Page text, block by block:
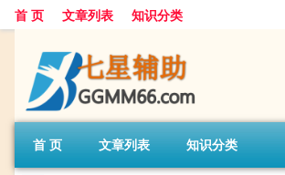
首 页 文章列表 知识分类
首 页 文章列表 知识分类